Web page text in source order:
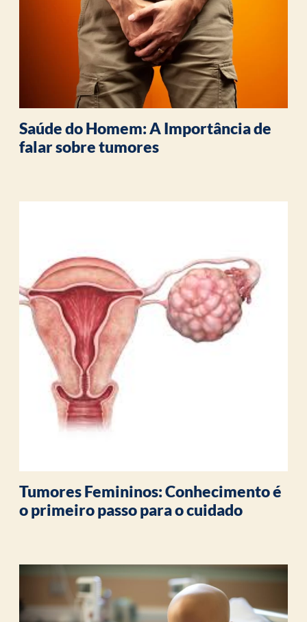
Saúde do Homem: A Importância de
falar sobre tumores
Tumores Femininos: Conhecimento é
o primeiro passo para o cuidado